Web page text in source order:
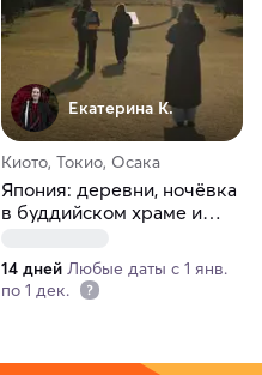
Екатерина К.
Киото, Токио, Осака
Япония: деревни, ночёвка
в буддийском храме и
14 дней Любые даты с 1 янв.
по 1 дек.